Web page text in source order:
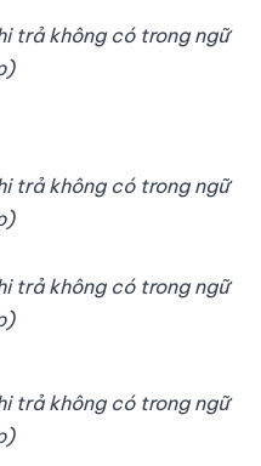
trả không có trong ngữ
trả không có trong ngữ
trả không có trong ngữ
trả không có trong ngữ